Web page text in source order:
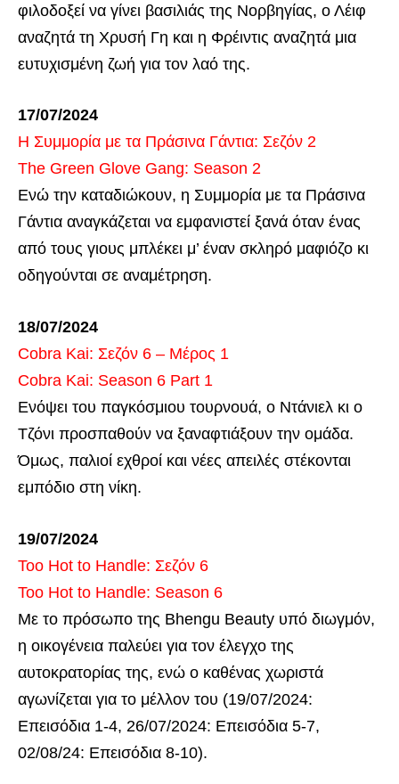
φιλοδοξεί να γίνει βασιλιάς της Νορβηγίας, ο Λέιφ
αναζητά τη Χρυσή Γη και η Φρέιντις αναζητά μια
ευτυχισμένη ζωή για τον λαό της.
17/07/2024
Η Συμμορία με τα Πράσινα Γάντια: Σεζόν 2
The Green Glove Gang: Season 2
Ενώ την καταδιώκουν, η Συμμορία με τα Πράσινα
Γάντια αναγκάζεται να εμφανιστεί ξανά όταν ένας
από τους γιους μπλέκει μ’ έναν σκληρό μαφιόζο κι
οδηγούνται σε αναμέτρηση.
18/07/2024
Cobra Kai: Σεζόν 6 – Μέρος 1
Cobra Kai: Season 6 Part 1
Ενόψει του παγκόσμιου τουρνουά, ο Ντάνιελ κι ο
Τζόνι προσπαθούν να ξαναφτιάξουν την ομάδα.
Όμως, παλιοί εχθροί και νέες απειλές στέκονται
εμπόδιο στη νίκη.
19/07/2024
Too Hot to Handle: Σεζόν 6
Too Hot to Handle: Season 6
Με το πρόσωπο της Bhengu Beauty υπό διωγμόν,
η οικογένεια παλεύει για τον έλεγχο της
αυτοκρατορίας της, ενώ ο καθένας χωριστά
αγωνίζεται για το μέλλον του (19/07/2024:
Επεισόδια 1-4, 26/07/2024: Επεισόδια 5-7,
02/08/24: Επεισόδια 8-10).